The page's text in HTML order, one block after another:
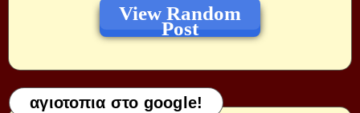
View Random
Post
αγιοτοπια στο google!